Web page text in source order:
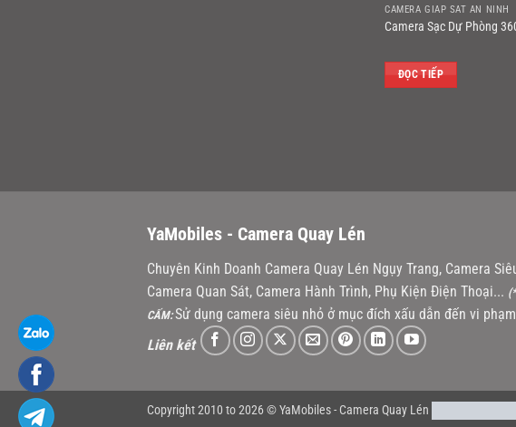
CAMERA GIÁP SÁT AN NINH
Camera Sạc Dự Phòng
ĐỌC TIẾP
YaMobiles - Camera Quay Lén
Chuyên Kinh Doanh Camera Quay Lén Ngụy Trang, Camera
Camera Quan Sát, Camera Hành Trình, Phụ Kiện Điện Thoại...
CẤM:Sử dụng camera siêu nhỏ ở mục đích xấu dẫn đến vi
Liên kết
Copyright 2010 to 2026 © YaMobiles - Camera Quay Lén